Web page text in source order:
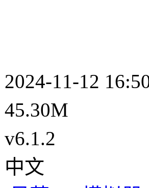
2024-11-12
45.30M
v6.1.2
中文